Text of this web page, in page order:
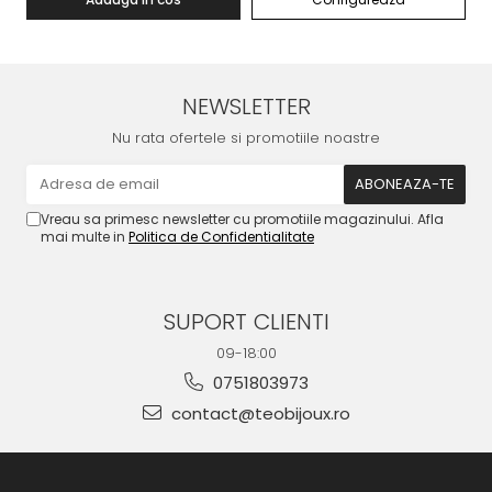
NEWSLETTER
Nu rata ofertele si promotiile noastre
Vreau sa primesc newsletter cu promotiile magazinului. Afla
mai multe in Politica de Confidentialitate
SUPORT CLIENTI
09-18:00
0751803973
contact@teobijoux.ro